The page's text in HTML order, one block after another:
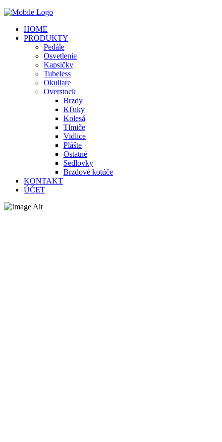
HOME
PRODUKTY
Pedále
Osvetlenie
Kapsičky
Tubeless
Okuliare
Overstock
Brzdy
Kľuky
Kolesá
Tlmiče
Vidlice
Plášte
Ostatné
Sedlovky
Brzdové kotúče
KONTAKT
ÚČET